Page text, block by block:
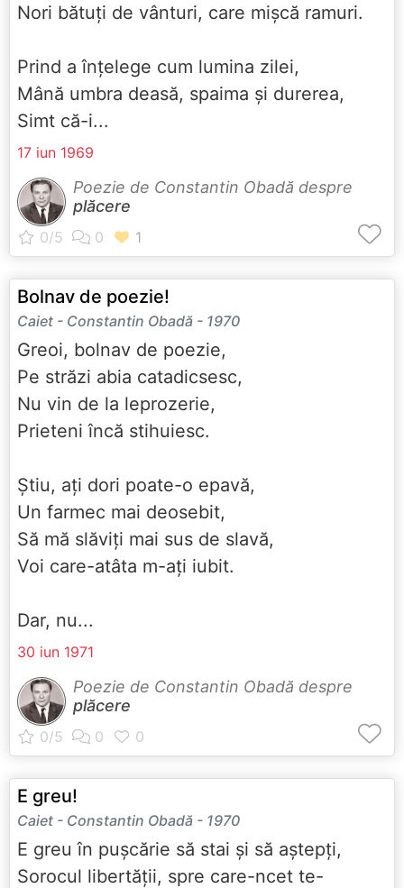
Nori bătuți de vânturi, care mișcă ramuri.
Prind a înțelege cum lumina zilei,
Mână umbra deasă, spaima și durerea,
Simt că-i...
17 iun 1969
Poezie de Constantin Obadă despre
plăcere
Bolnav de poezie!
Caiet - Constantin Obadă - 1970
Greoi, bolnav de poezie,
Pe străzi abia catadicsesc,
Nu vin de la leprozerie,
Prieteni încă stihuiesc.
Știu, ați dori poate-o epavă,
Un farmec mai deosebit,
Să mă slăviți mai sus de slavă,
Voi care-atâta m-ați iubit.
Dar, nu...
30 iun 1971
Poezie de Constantin Obadă despre
plăcere
E greu!
Caiet - Constantin Obadă - 1970
E greu în pușcărie să stai și să aștepți,
Sorocul libertății, spre care-ncet te-